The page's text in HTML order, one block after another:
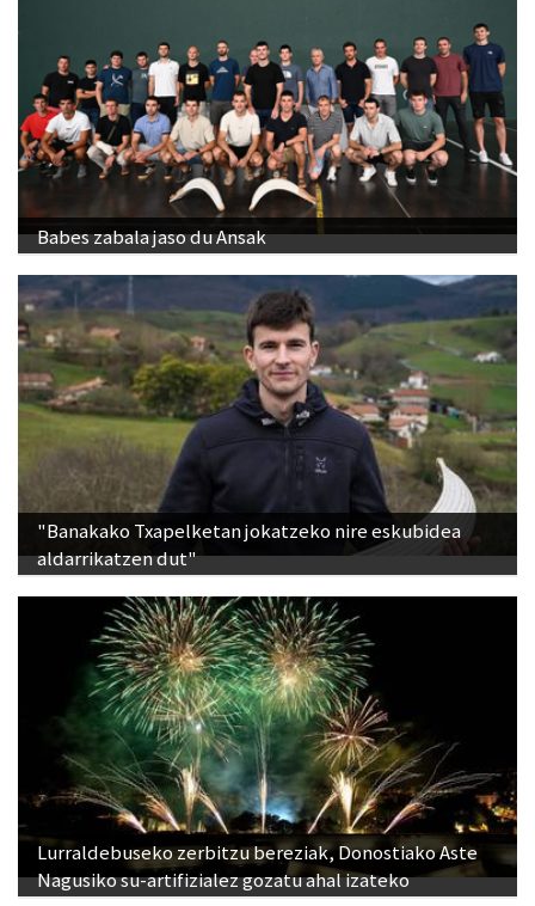
Babes zabala jaso du Ansak
"Banakako Txapelketan jokatzeko nire eskubidea
aldarrikatzen dut"
Lurraldebuseko zerbitzu bereziak, Donostiako Aste
Nagusiko su-artifizialez gozatu ahal izateko